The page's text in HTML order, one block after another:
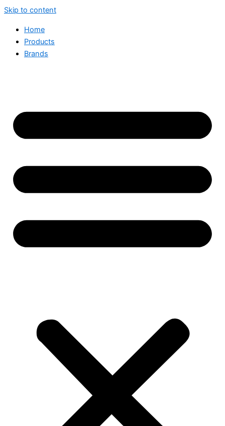
Skip to content
Home
Products
Brands